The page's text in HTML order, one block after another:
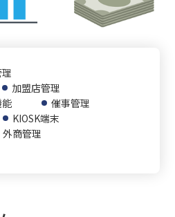
加盟店管理
催事管理
KIOSK端末
外商管理